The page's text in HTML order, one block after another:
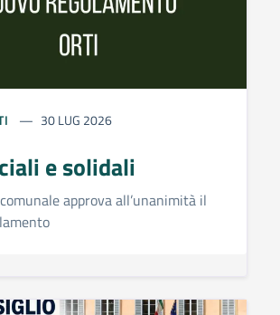
30 LUG 2026
e solidali
approva all’unanimità il